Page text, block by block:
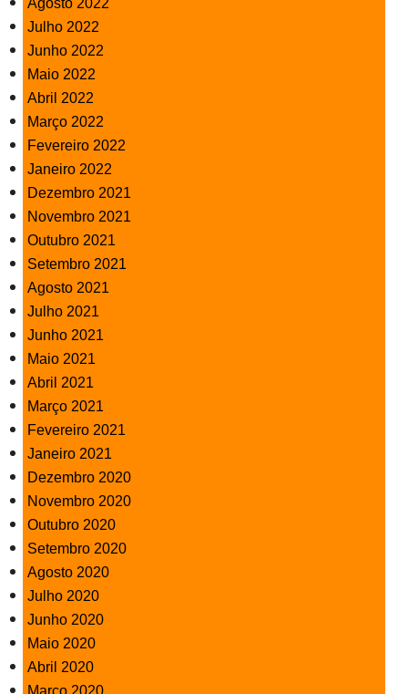
Julho 2022
Junho 2022
Maio 2022
Abril 2022
Março 2022
Fevereiro 2022
Janeiro 2022
Dezembro 2021
Novembro 2021
Outubro 2021
Setembro 2021
Agosto 2021
Julho 2021
Junho 2021
Maio 2021
Abril 2021
Março 2021
Fevereiro 2021
Janeiro 2021
Dezembro 2020
Novembro 2020
Outubro 2020
Setembro 2020
Agosto 2020
Julho 2020
Junho 2020
Maio 2020
Abril 2020
Março 2020